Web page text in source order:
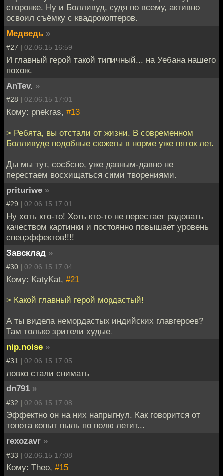
сторонке. Ну и Болливуд, судя по всему, активно
освоил съёмку с квадрокоптеров.
Медведь »
#27 | 02.06.15 16:59
И главный герой такой типичный... на Уебана нашего
похож.
AnTev. »
#28 | 02.06.15 17:01
Кому: pnekras, #13
> Ребята, вы отстали от жизни. В современном
Болливуде подобные сюжеты в норме уже пяток лет.
Ды мы тут, сосбсно, уже давным-давно не
перестаем восхищаться сими творениями.
prituriwe »
#29 | 02.06.15 17:01
Ну хоть кто-то! Хоть кто-то не перестает радовать
качеством картинки и постоянно повышает уровень
спецэффектов!!!!
Завсклад »
#30 | 02.06.15 17:04
Кому: KatyKat, #21
> Какой главный герой мордастый!
А ты видела немордастых индийских главгероев?
Там только зрители худые.
nip.noise »
#31 | 02.06.15 17:05
ловко стали снимать
dn791 »
#32 | 02.06.15 17:08
Эффектно он на них напрыгнул. Как говорится от
топота копыт пыль по полю летит...
rexozavr »
#33 | 02.06.15 17:08
Кому: Theo, #15